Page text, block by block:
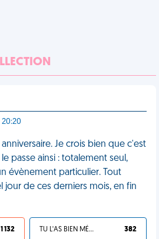
Je crois bien que c'est
passe ainsi : totalement seul,
évènement particulier. Tout
de ces derniers mois, en fin
1 132 TU L'AS BIEN MÉRITÉ 382